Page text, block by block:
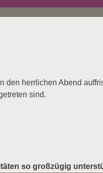
herrlichen Abend
sind.
so großzügig